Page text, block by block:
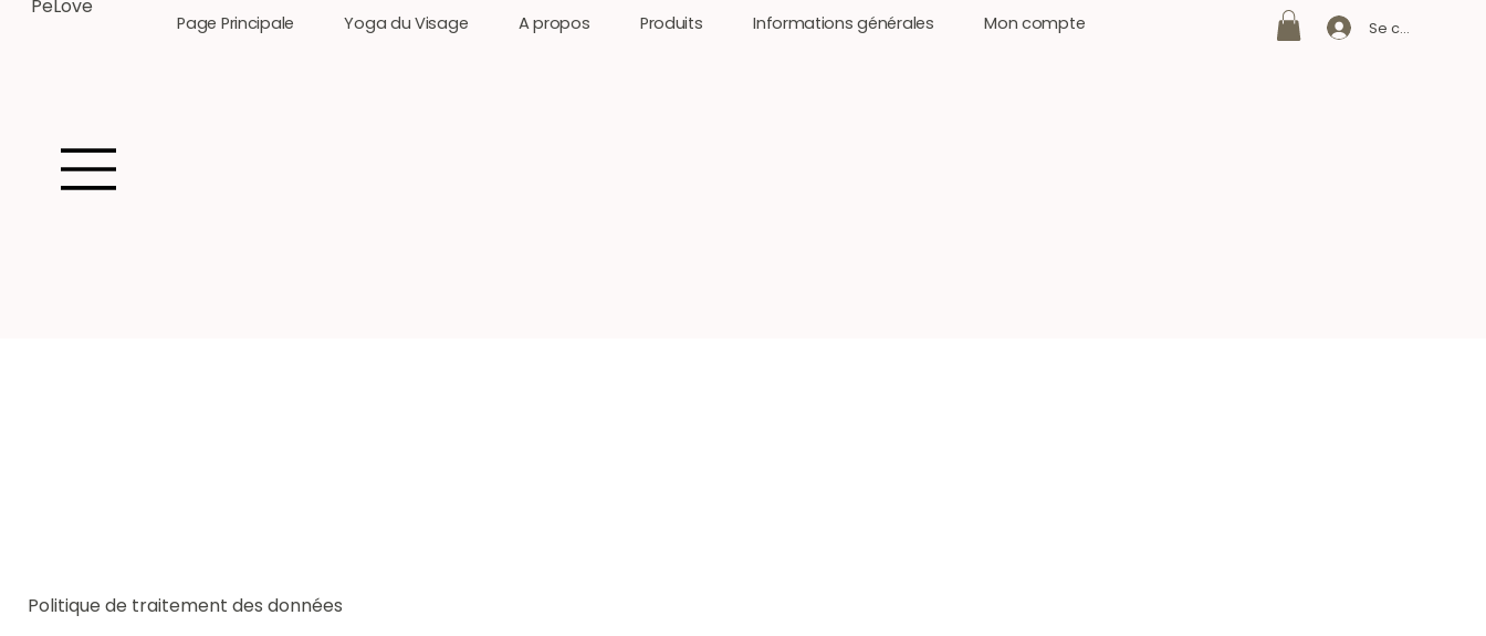
PeLove
Page Principale Yoga du Visage A propos Produits Informations générales Mon compte Se connecter
Politique de traitement des données